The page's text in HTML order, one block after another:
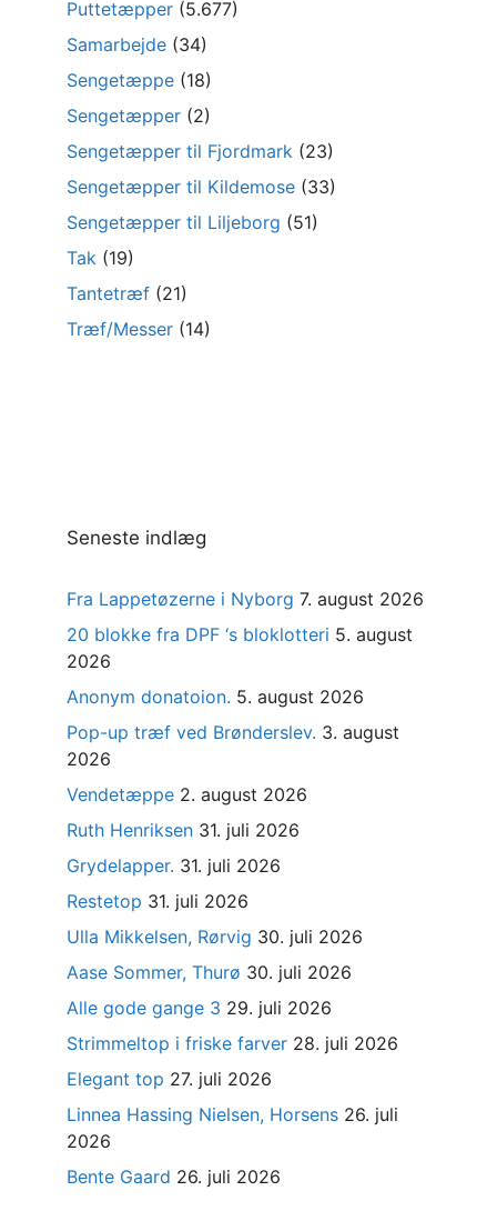
Puttetæpper (5.677)
Samarbejde (34)
Sengetæppe (18)
Sengetæpper (2)
Sengetæpper til Fjordmark (23)
Sengetæpper til Kildemose (33)
Sengetæpper til Liljeborg (51)
Tak (19)
Tantetræf (21)
Træf/Messer (14)
Seneste indlæg
Fra Lappetøzerne i Nyborg 7. august 2026
20 blokke fra DPF ‘s bloklotteri 5. august
2026
Anonym donatoion. 5. august 2026
Pop-up træf ved Brønderslev. 3. august
2026
Vendetæppe 2. august 2026
Ruth Henriksen 31. juli 2026
Grydelapper. 31. juli 2026
Restetop 31. juli 2026
Ulla Mikkelsen, Rørvig 30. juli 2026
Aase Sommer, Thurø 30. juli 2026
Alle gode gange 3 29. juli 2026
Strimmeltop i friske farver 28. juli 2026
Elegant top 27. juli 2026
Linnea Hassing Nielsen, Horsens 26. juli
2026
Bente Gaard 26. juli 2026